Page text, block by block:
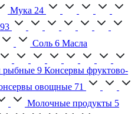
Мука 24
93
Соль 6 Масла
рыбные 9 Консервы фруктово-
овощные 71
Молочные продукты 5